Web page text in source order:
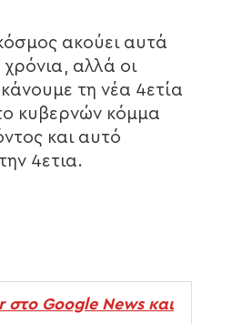
ακούει αυτά
αλλά οι
τη νέα 4ετία
κυβερνών κόμμα
και αυτό
4ετια.
στο Google News και